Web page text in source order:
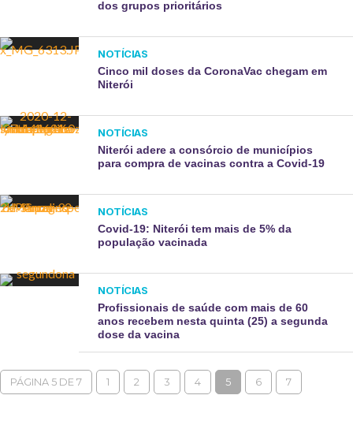
dos grupos prioritários
NOTÍCIAS
Cinco mil doses da CoronaVac chegam em
Niterói
NOTÍCIAS
Niterói adere a consórcio de municípios
para compra de vacinas contra a Covid-19
NOTÍCIAS
Covid-19: Niterói tem mais de 5% da
população vacinada
NOTÍCIAS
Profissionais de saúde com mais de 60
anos recebem nesta quinta (25) a segunda
dose da vacina
PÁGINA 5 DE 7 1 2 3 4 5 6 7